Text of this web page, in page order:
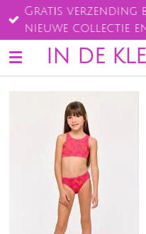
Ga
direct
naar
de
IN DE
Gratis verzending
nieuwe collectie